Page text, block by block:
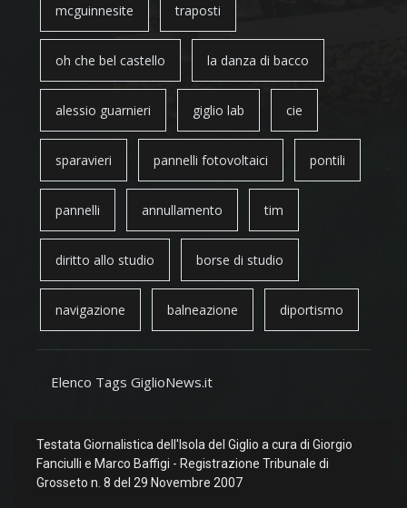
mcguinnesite traposti
oh che bel castello la danza di bacco
alessio guarnieri giglio lab cie
sparavieri pannelli fotovoltaici pontili
pannelli annullamento tim
diritto allo studio borse di studio
navigazione balneazione diportismo
Elenco Tags GiglioNews.it
Testata Giornalistica dell'Isola del Giglio a cura di Giorgio
Fanciulli e Marco Baffigi - Registrazione Tribunale di
Grosseto n. 8 del 29 Novembre 2007